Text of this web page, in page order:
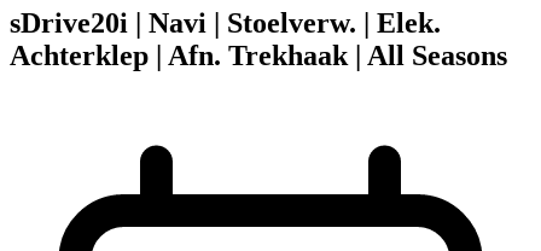
sDrive20i | Navi | Stoelverw. | Elek.
Achterklep | Afn. Trekhaak | All Seasons